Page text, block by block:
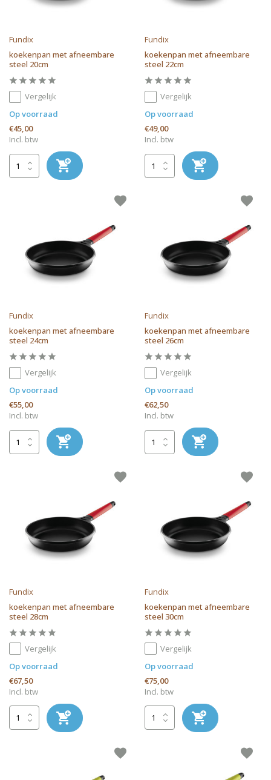
Fundix
koekenpan met afneembare
steel 20cm
Vergelijk
Op voorraad
€45,00
Incl. btw
Fundix
koekenpan met afneembare
steel 22cm
Vergelijk
Op voorraad
€49,00
Incl. btw
Fundix
koekenpan met afneembare
steel 24cm
Vergelijk
Op voorraad
€55,00
Incl. btw
Fundix
koekenpan met afneembare
steel 26cm
Vergelijk
Op voorraad
€62,50
Incl. btw
Fundix
koekenpan met afneembare
steel 28cm
Vergelijk
Op voorraad
€67,50
Incl. btw
Fundix
koekenpan met afneembare
steel 30cm
Vergelijk
Op voorraad
€75,00
Incl. btw